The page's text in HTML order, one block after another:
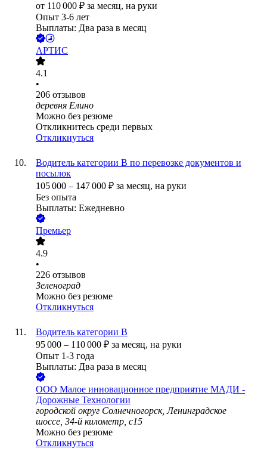
от 110 000 ₽ за месяц, на руки
Опыт 3-6 лет
Выплаты: Два раза в месяц
АРТИС
4.1
•
206 отзывов
деревня Елино
Можно без резюме
Откликнитесь среди первых
Откликнуться
Водитель категории B по перевозке документов и
посылок
105 000 – 147 000 ₽ за месяц, на руки
Без опыта
Выплаты: Ежедневно
Премьер
4.9
•
226 отзывов
Зеленоград
Можно без резюме
Откликнуться
Водитель категории В
95 000 – 110 000 ₽ за месяц, на руки
Опыт 1-3 года
Выплаты: Два раза в месяц
ООО Малое инновационное предприятие МАДИ -
Дорожные Технологии
городской округ Солнечногорск, Ленинградское
шоссе, 34-й километр, с15
Можно без резюме
Откликнуться